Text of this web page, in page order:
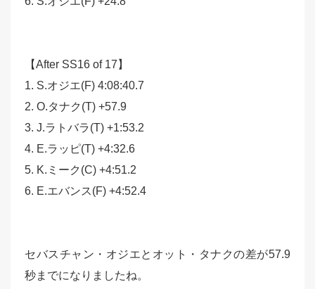
【After SS16 of 17】
1. S.オジエ(F) 4:08:40.7
2. O.タナク(T) +57.9
3. J.ラトバラ(T) +1:53.2
4. E.ラッピ(T) +4:32.6
5. K.ミーク(C) +4:51.2
6. E.エバンス(F) +4:52.4
セバスチャン・オジエとオット・タナクの差が57.9
秒までになりましたね。